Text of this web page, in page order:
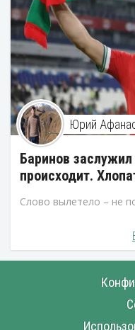
Юрий
Баринов
происходит.
Слово вылетело – не